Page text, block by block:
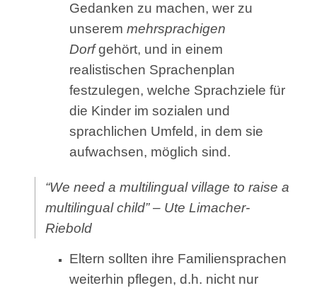
Gedanken zu machen, wer zu
unserem mehrsprachigen
Dorfgehört, und in einem
realistischen Sprachenplan
festzulegen, welche Sprachziele für
die Kinder im sozialen und
sprachlichen Umfeld, in dem sie
aufwachsen, möglich sind.
“We need a multilingual village to raise a
multilingual child” – Ute Limacher-
Riebold
Eltern sollten ihre Familiensprachen
weiterhin pflegen, d.h. nicht nur